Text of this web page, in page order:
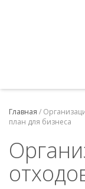
Главная /
план для бизнеса